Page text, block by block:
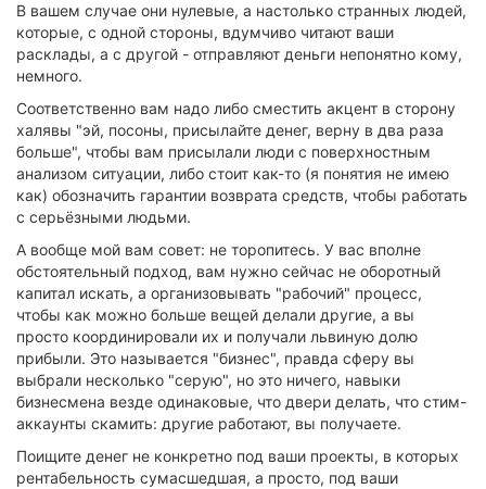
В вашем случае они нулевые, а настолько странных людей,
которые, с одной стороны, вдумчиво читают ваши
расклады, а с другой - отправляют деньги непонятно кому,
немного.
Соответственно вам надо либо сместить акцент в сторону
халявы "эй, посоны, присылайте денег, верну в два раза
больше", чтобы вам присылали люди с поверхностным
анализом ситуации, либо стоит как-то (я понятия не имею
как) обозначить гарантии возврата средств, чтобы работать
с серьёзными людьми.
А вообще мой вам совет: не торопитесь. У вас вполне
обстоятельный подход, вам нужно сейчас не оборотный
капитал искать, а организовывать "рабочий" процесс,
чтобы как можно больше вещей делали другие, а вы
просто координировали их и получали львиную долю
прибыли. Это называется "бизнес", правда сферу вы
выбрали несколько "серую", но это ничего, навыки
бизнесмена везде одинаковые, что двери делать, что стим-
аккаунты скамить: другие работают, вы получаете.
Поищите денег не конкретно под ваши проекты, в которых
рентабельность сумасшедшая, а просто, под ваши